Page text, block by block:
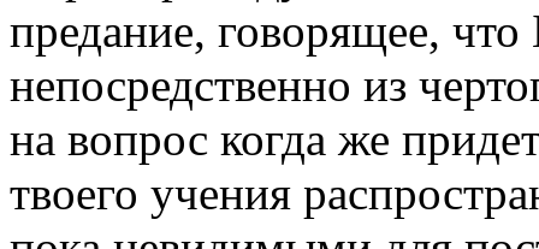
предание, говорящее,
непосредственно из
на вопрос когда же
твоего учения